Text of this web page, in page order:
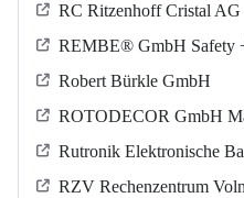
RC Ritzenhoff Cristal AG
REMBE® GmbH Safety
Robert Bürkle GmbH
ROTODECOR GmbH
Rutronik Elektronische
RZV Rechenzentrum